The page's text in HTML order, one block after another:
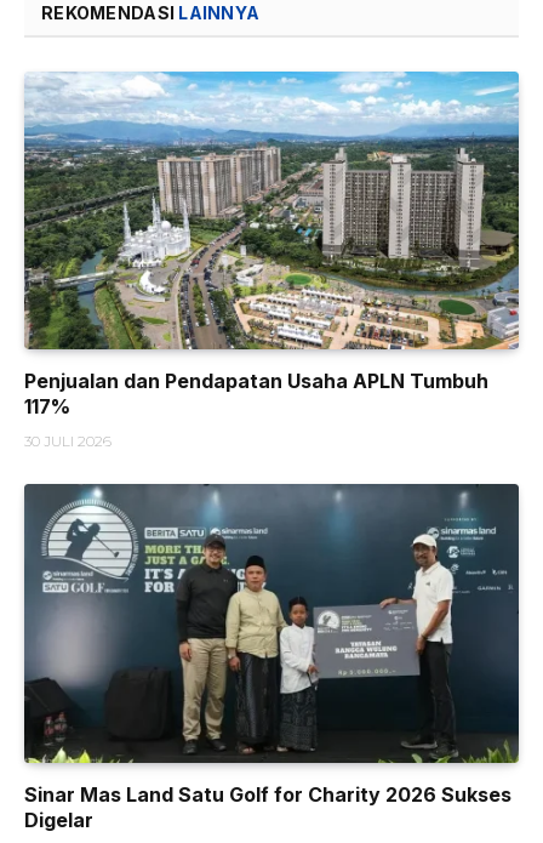
REKOMENDASI LAINNYA
Penjualan dan Pendapatan Usaha APLN Tumbuh
117%
30 JULI 2026
Sinar Mas Land Satu Golf for Charity 2026 Sukses
Digelar